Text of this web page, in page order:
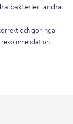
bakterier. andra
och gör inga